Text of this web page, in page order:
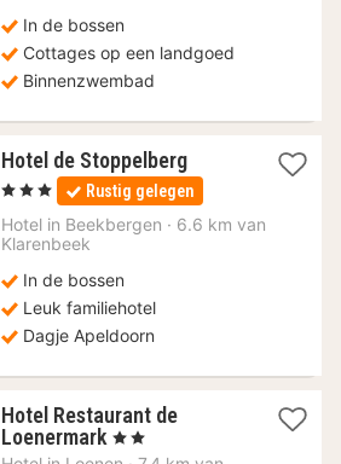
In de bossen
Cottages op een landgoed
Binnenzwembad
Hotel de Stoppelberg1
nacht
vanaf
102
, 3 Sterren Rustig gelegen
Hotel in Beekbergen · 6.6 km van
Klarenbeek
In de bossen
Leuk familiehotel
Dagje Apeldoorn
Hotel Restaurant de
Loenermark 1
nacht
, 2 Sterren